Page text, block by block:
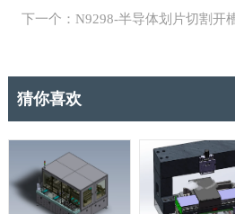
下一个：N9298-半导体划片切割开
猜你喜欢